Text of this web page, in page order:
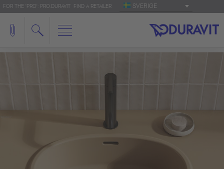
FOR THE 'PRO': PRO.DURAVIT FIND A RETAILER SVERIGE